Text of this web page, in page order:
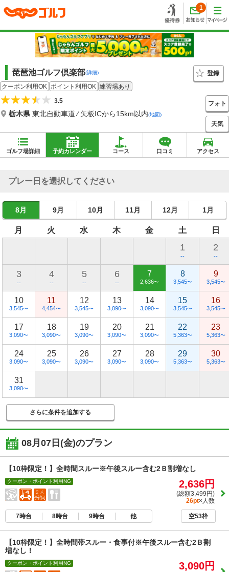
1
琵琶池ゴルフ倶楽部(詳細)
登録
クーポン利用OK ポイント利用OK 練習場あり
3.5
栃木県東北自動車道 ⁄ 矢板ICから15km以内(地図)
フォト
天気
ゴルフ場詳細 予約カレンダー コース 口コミ アクセス
プレー日を選択してください
8月 9月 10月 11月 12月 1月
月 火 水 木 金 土 日
1
--
2
--
3
--
4
--
5
--
6
--
7
2,636〜
8
3,545〜
9
3,545〜
10
3,545〜
11
4,454〜
12
3,545〜
13
3,090〜
14
3,090〜
15
3,545〜
16
3,545〜
17
3,090〜
18
3,090〜
19
3,090〜
20
3,090〜
21
3,090〜
22
5,363〜
23
5,363〜
24
3,090〜
25
3,090〜
26
3,090〜
27
3,090〜
28
3,090〜
29
5,363〜
30
5,363〜
31
3,090〜
さらに条件を追加する
08月07日(金)のプラン
【10枠限定！】全時間スルー※午後スルー含む2Ｂ割増なし
クーポン・ポイント利用NG 2,636円
(総額3,499円)
26pt×人数
7時台 8時台 9時台 他 空53枠
【10枠限定！】全時間帯スルー・食事付※午後スルー含む2Ｂ割
増なし！
クーポン・ポイント利用NG 3,090円